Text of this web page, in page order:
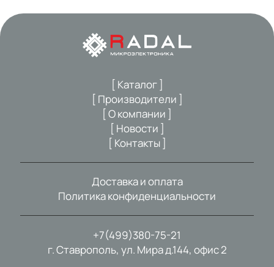
+7(499)380-75-21
г. Ставрополь, ул. Мира д.144, офис 2
[ Каталог ]
[ Производители ]
[ О компании ]
[ Новости ]
[ Контакты ]
Доставка и оплата
Политика конфиденциальности